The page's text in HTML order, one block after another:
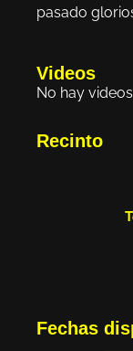
pasado
Videos
No hay
Recinto
Fechas